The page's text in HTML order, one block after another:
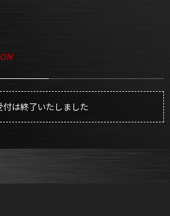
付は終了いたしました